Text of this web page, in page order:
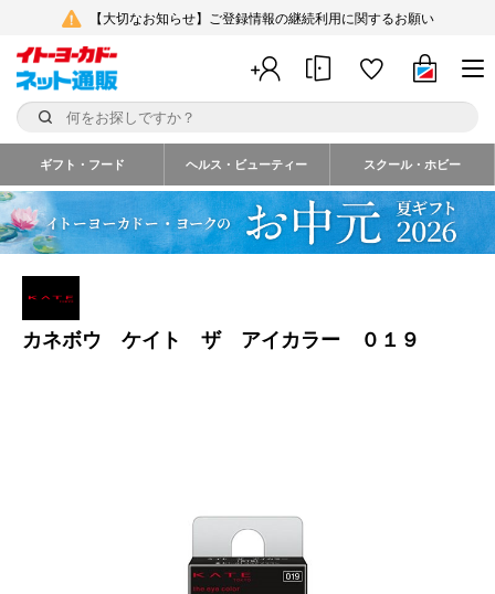
【大切なお知らせ】ご登録情報の継続利用に関するお願い
ギフト・フード ヘルス・ビューティー スクール・ホビー
カネボウ ケイト ザ アイカラー ０１９